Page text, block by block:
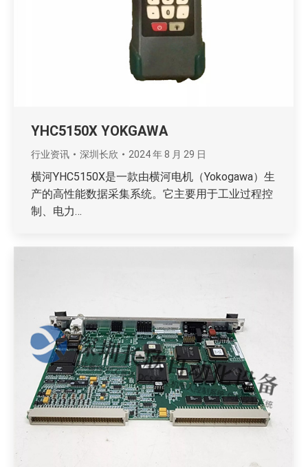
YHC5150X YOKGAWA
行业资讯 深圳长欣 2024 年 8 月 29 日
横河YHC5150X是一款由横河电机（Yokogawa）生
产的高性能数据采集系统。它主要用于工业过程控
制、电力…